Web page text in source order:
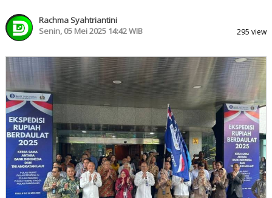
Rachma Syahtriantini
Senin, 05 Mei 2025 14:42 WIB
295 view